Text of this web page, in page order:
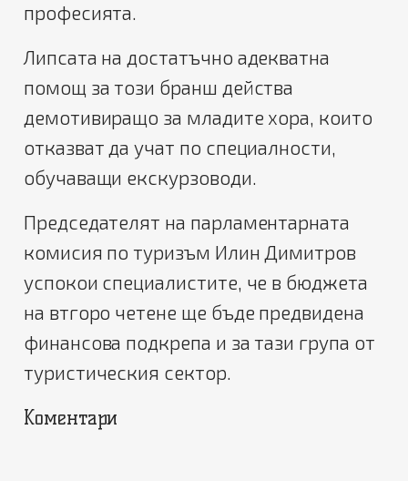
професията.
Липсата на достатъчно адекватна
помощ за този бранш действа
демотивиращо за младите хора, които
отказват да учат по специалности,
обучаващи екскурзоводи.
Председателят на парламентарната
комисия по туризъм Илин Димитров
успокои специалистите, че в бюджета
на втгоро четене ще бъде предвидена
финансова подкрепа и за тази група от
туристическия сектор.
Коментари